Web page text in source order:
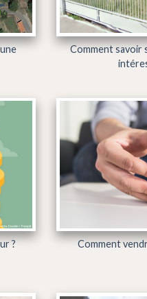
Comment savoir
?
Comment